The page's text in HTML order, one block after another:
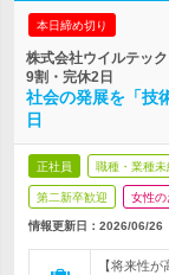
本日締め切り
株式会社ウイルテッ
9割・完休2日
社会の発展を「
日
正社員 職種・業種未
第二新卒歓迎 女性の
情報更新日：2026/06/26
【将来性